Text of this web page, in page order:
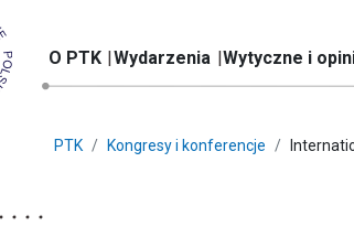
O PTK Wydarzenia Wytyczne i
PTK Kongresy i konferencje